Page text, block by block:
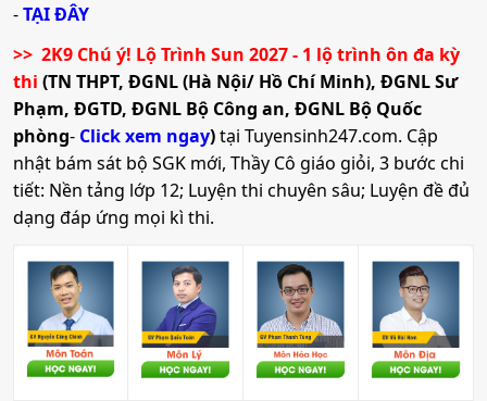
-TẠI ĐÂY
>> 2K9 Chú ý! Lộ Trình Sun 2027 - 1 lộ trình ôn đa kỳ
thi (TN THPT, ĐGNL (Hà Nội/ Hồ Chí Minh), ĐGNL Sư
Phạm, ĐGTD, ĐGNL Bộ Công an, ĐGNL Bộ Quốc
phòng- Click xem ngay)tại Tuyensinh247.com. Cập
nhật bám sát bộ SGK mới, Thầy Cô giáo giỏi, 3 bước chi
tiết: Nền tảng lớp 12; Luyện thi chuyên sâu; Luyện đề đủ
dạng đáp ứng mọi kì thi.